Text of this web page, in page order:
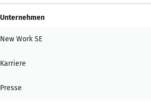
Unternehmen
New Work SE
Karriere
Presse